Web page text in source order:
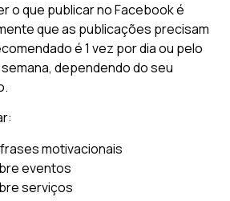
o que publicar no Facebook é
que as publicações precisam
é 1 vez por dia ou pelo
dependendo do seu
motivacionais
eventos
serviços